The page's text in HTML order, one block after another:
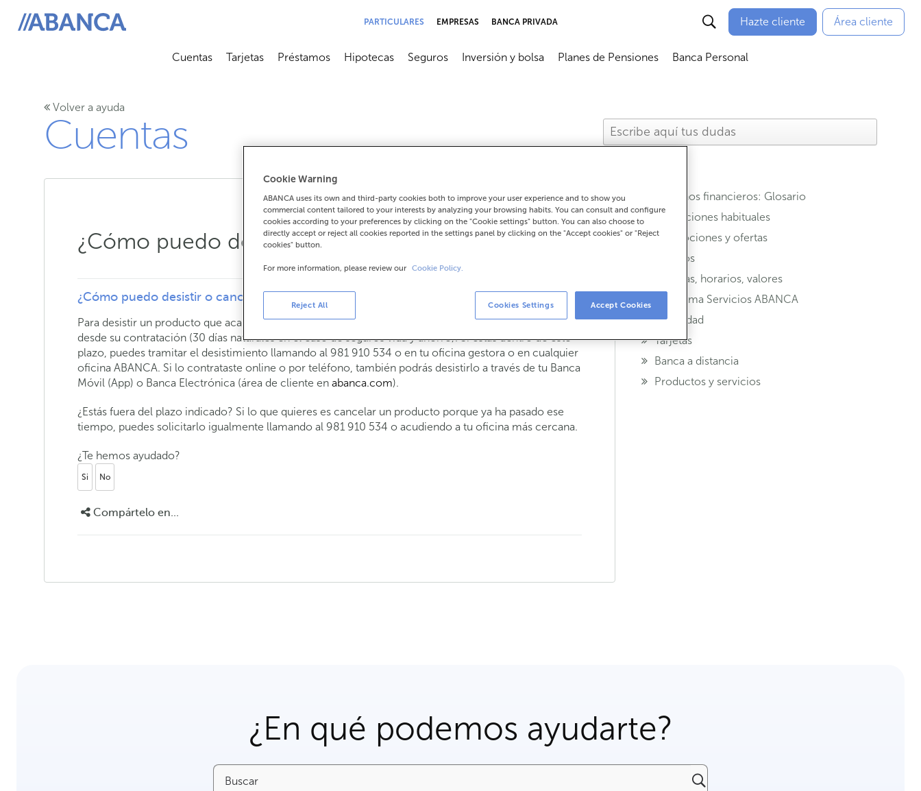
ABANCA
PARTICULARES EMPRESAS BANCA PRIVADA Hazte cliente Área cliente
Cuentas
Abrir submenú
Tarjetas
Abrir submenú
Préstamos
Abrir submenú
Hipotecas
Abrir submenú
Seguros
Abrir submenú
Inversión y bolsa
Abrir submenú
Planes de Pensiones
Abrir submenú
Banca Personal
Volver a ayuda
Cuentas
¿Cómo puedo desistir o cancelar un producto?
¿Cómo puedo desistir o cancelar un producto?
Para desistir un producto que acabas de contratar, dispones de un plazo legal de 14 días naturales
desde su contratación (30 días naturales en el caso de seguros vida y ahorro). Si estás dentro de este
plazo, puedes tramitar el desistimiento llamando al 981 910 534 o en tu oficina gestora o en cualquier
oficina ABANCA. Si lo contrataste online o por teléfono, también podrás desistirlo a través de tu Banca
Móvil (App) o Banca Electrónica (área de cliente en abanca.com).
¿Estás fuera del plazo indicado? Si lo que quieres es cancelar un producto porque ya ha pasado ese
tiempo, puedes solicitarlo igualmente llamando al 981 910 534 o acudiendo a tu oficina más cercana.
¿Te hemos ayudado?
Si No
Compártelo en...
Términos financieros: Glosario
Operaciones habituales
Promociones y ofertas
Seguros
Oficinas, horarios, valores
Programa Servicios ABANCA
Seguridad
Tarjetas
Banca a distancia
Productos y servicios
¿En qué podemos ayudarte?
Buscar
Cookie Warning
ABANCA uses its own and third-party cookies both to improve your user experience and to show you
commercial content tailored to your interests by analyzing your browsing habits. You can consult and configure
cookies according to your preferences by clicking on the "Cookie settings" button. You can also choose to
directly accept or reject all cookies reported in the settings panel by clicking on the "Accept cookies" or "Reject
cookies" button.
For more information, please review our Cookie Policy.
Reject All Cookies Settings Accept Cookies